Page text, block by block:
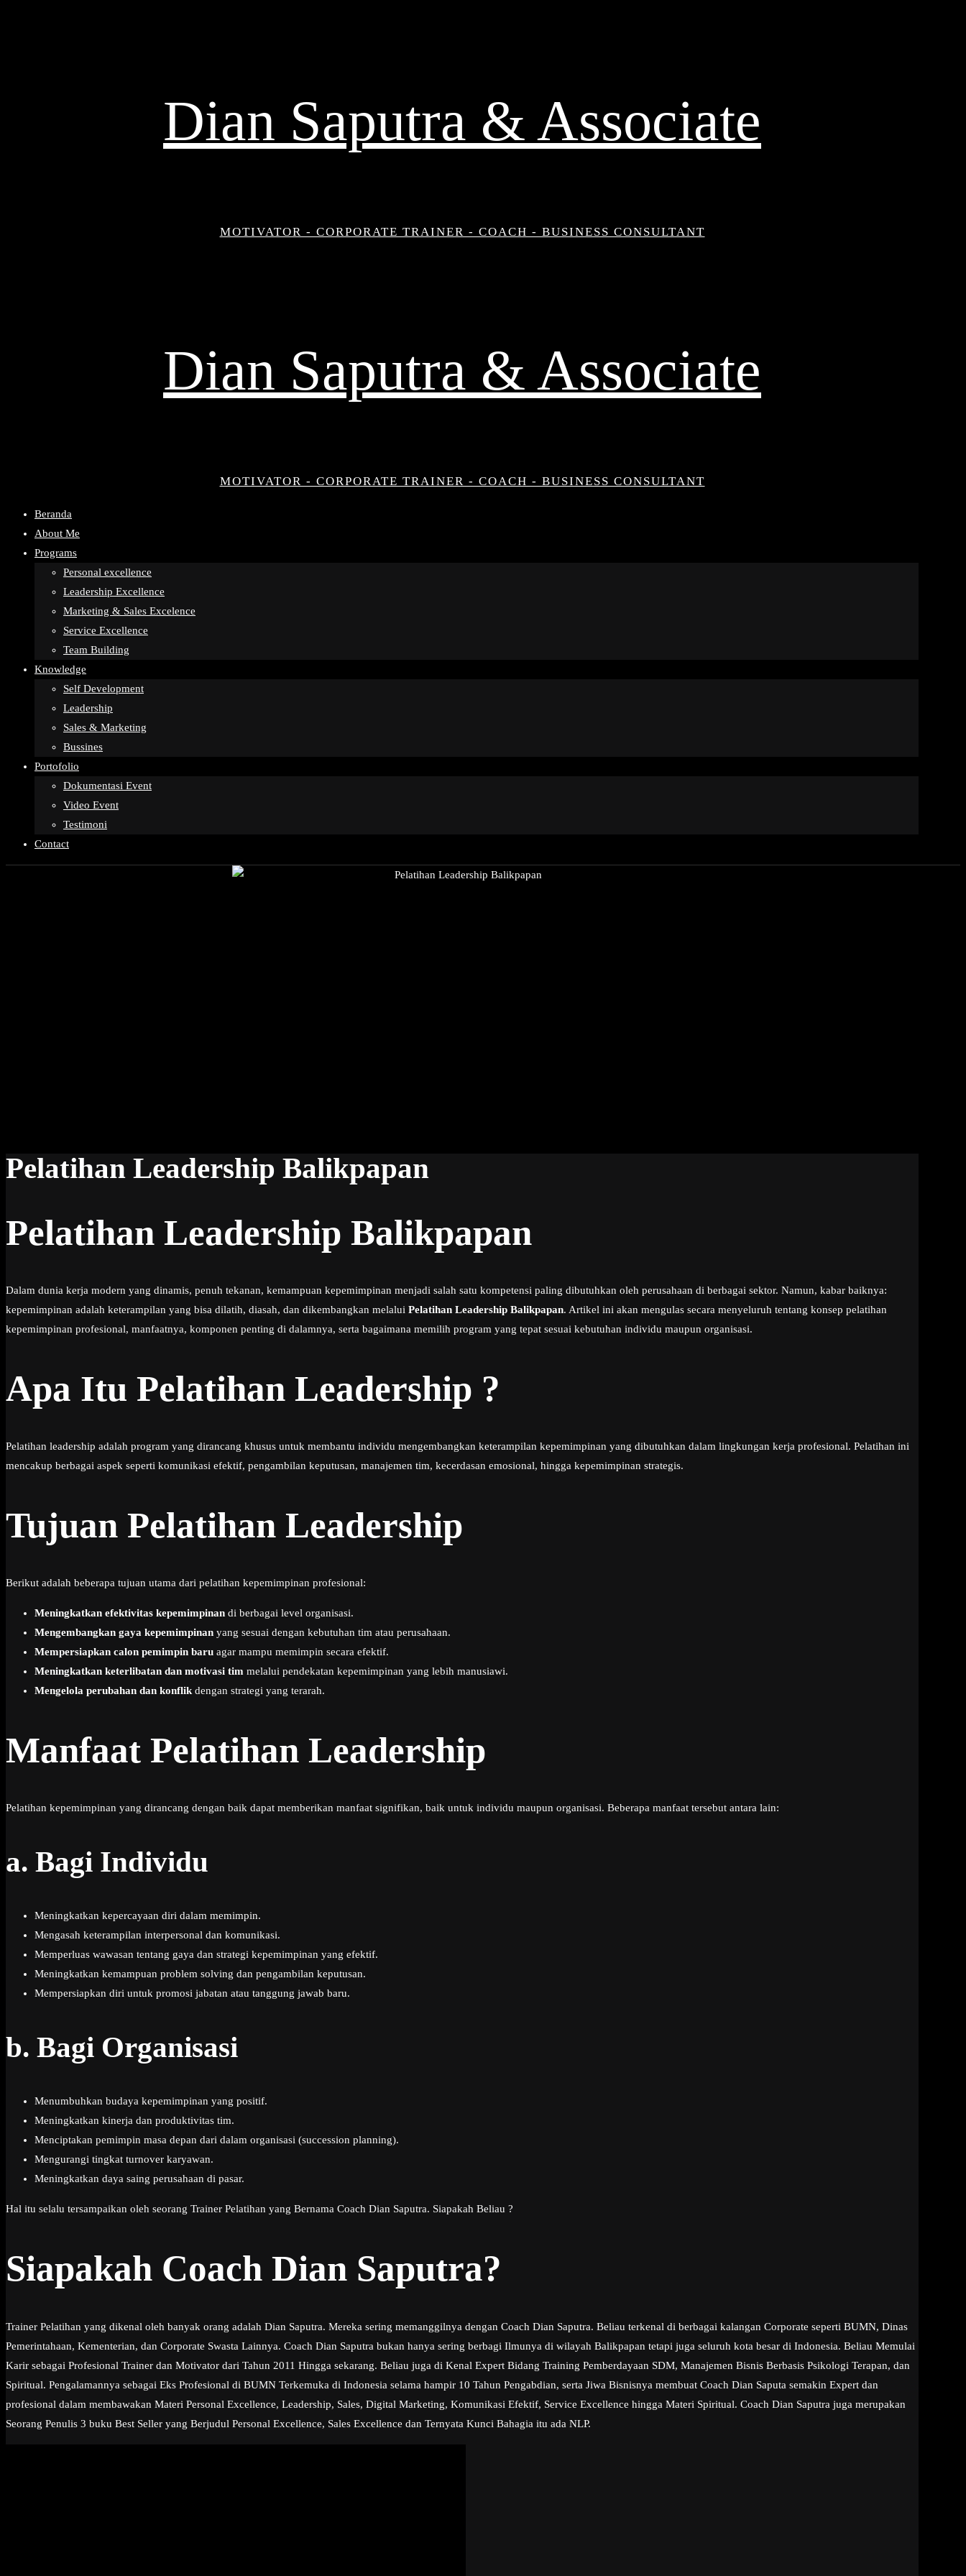
Dian Saputra & Associate
MOTIVATOR - CORPORATE TRAINER - COACH - BUSINESS CONSULTANT
Dian Saputra & Associate
MOTIVATOR - CORPORATE TRAINER - COACH - BUSINESS CONSULTANT
Beranda
About Me
Programs
Personal excellence
Leadership Excellence
Marketing & Sales Excelence
Service Excellence
Team Building
Knowledge
Self Development
Leadership
Sales & Marketing
Bussines
Portofolio
Dokumentasi Event
Video Event
Testimoni
Contact
Pelatihan Leadership Balikpapan
Pelatihan Leadership Balikpapan
Dalam dunia kerja modern yang dinamis, penuh tekanan, kemampuan kepemimpinan menjadi salah satu kompetensi paling dibutuhkan oleh perusahaan di berbagai sektor. Namun, kabar baiknya:
kepemimpinan adalah keterampilan yang bisa dilatih, diasah, dan dikembangkan melalui Pelatihan Leadership Balikpapan. Artikel ini akan mengulas secara menyeluruh tentang konsep pelatihan
kepemimpinan profesional, manfaatnya, komponen penting di dalamnya, serta bagaimana memilih program yang tepat sesuai kebutuhan individu maupun organisasi.
Apa Itu Pelatihan Leadership ?
Pelatihan leadership adalah program yang dirancang khusus untuk membantu individu mengembangkan keterampilan kepemimpinan yang dibutuhkan dalam lingkungan kerja profesional. Pelatihan ini
mencakup berbagai aspek seperti komunikasi efektif, pengambilan keputusan, manajemen tim, kecerdasan emosional, hingga kepemimpinan strategis.
Tujuan Pelatihan Leadership
Berikut adalah beberapa tujuan utama dari pelatihan kepemimpinan profesional:
Meningkatkan efektivitas kepemimpinan di berbagai level organisasi.
Mengembangkan gaya kepemimpinan yang sesuai dengan kebutuhan tim atau perusahaan.
Mempersiapkan calon pemimpin baru agar mampu memimpin secara efektif.
Meningkatkan keterlibatan dan motivasi tim melalui pendekatan kepemimpinan yang lebih manusiawi.
Mengelola perubahan dan konflikdengan strategi yang terarah.
Manfaat Pelatihan Leadership
Pelatihan kepemimpinan yang dirancang dengan baik dapat memberikan manfaat signifikan, baik untuk individu maupun organisasi. Beberapa manfaat tersebut antara lain:
a. Bagi Individu
Meningkatkan kepercayaan diri dalam memimpin.
Mengasah keterampilan interpersonal dan komunikasi.
Memperluas wawasan tentang gaya dan strategi kepemimpinan yang efektif.
Meningkatkan kemampuan problem solving dan pengambilan keputusan.
Mempersiapkan diri untuk promosi jabatan atau tanggung jawab baru.
b. Bagi Organisasi
Menumbuhkan budaya kepemimpinan yang positif.
Meningkatkan kinerja dan produktivitas tim.
Menciptakan pemimpin masa depan dari dalam organisasi (succession planning).
Mengurangi tingkat turnover karyawan.
Meningkatkan daya saing perusahaan di pasar.
Hal itu selalu tersampaikan oleh seorang Trainer Pelatihan yang Bernama Coach Dian Saputra. Siapakah Beliau ?
Siapakah Coach Dian Saputra?
Trainer Pelatihan yang dikenal oleh banyak orang adalah Dian Saputra. Mereka sering memanggilnya dengan Coach Dian Saputra. Beliau terkenal di berbagai kalangan Corporate seperti BUMN, Dinas
Pemerintahaan, Kementerian, dan Corporate Swasta Lainnya. Coach Dian Saputra bukan hanya sering berbagi Ilmunya di wilayah Balikpapan tetapi juga seluruh kota besar di Indonesia. Beliau Memulai
Karir sebagai Profesional Trainer dan Motivator dari Tahun 2011 Hingga sekarang. Beliau juga di Kenal Expert Bidang Training Pemberdayaan SDM, Manajemen Bisnis Berbasis Psikologi Terapan, dan
Spiritual. Pengalamannya sebagai Eks Profesional di BUMN Terkemuka di Indonesia selama hampir 10 Tahun Pengabdian, serta Jiwa Bisnisnya membuat Coach Dian Saputa semakin Expert dan
profesional dalam membawakan Materi Personal Excellence, Leadership, Sales, Digital Marketing, Komunikasi Efektif, Service Excellence hingga Materi Spiritual. Coach Dian Saputra juga merupakan
Seorang Penulis 3 buku Best Seller yang Berjudul Personal Excellence, Sales Excellence dan Ternyata Kunci Bahagia itu ada NLP.